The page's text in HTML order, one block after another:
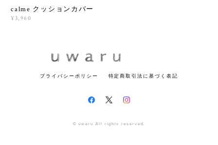
calme クッションカバー
¥3,960
プライバシーポリシー 特定商取引法に基づく表記
© uwaru All rights reserved.